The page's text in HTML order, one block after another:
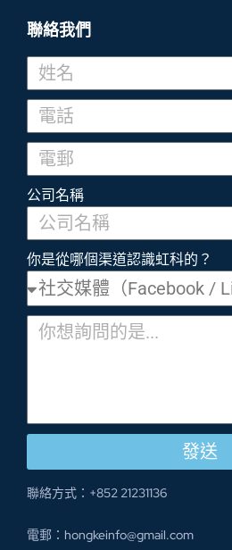
聯絡我們
公司名稱
你是從哪個渠道認識虹科的？
發送
聯絡方式：+852 21231136
電郵：hongkeinfo@gmail.com